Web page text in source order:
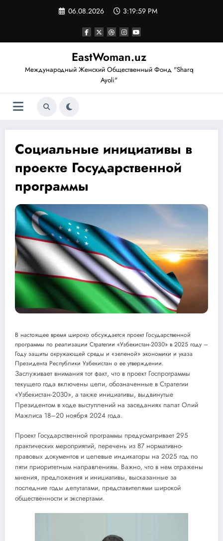
06.08.2026 3:19:59 PM
EastWoman.uz
Международный Женский Общественный Фонд "Sharq
Ayoli"
Социальные инициативы в
проекте Государственной
программы
В настоящее время широко обсуждается проект Государственной
программы по реализации Стратегии «Узбекистан-2030» в 2025 году –
Году защиты окружающей среды и «зеленой» экономики и указа
Президента Республики Узбекистан о ее утверждении.
Заслуживает внимания тот факт, что в проект Госпрограммы
текущего года включены цели, обозначенные в Стратегии
«Узбекистан-2030», а также инициативы, выдвинутые
Президентом в ходе выступлений на заседаниях палат Олий
Мажлиса 18–20 ноября 2024 года.
Проект Государственной программы предусматривает 295
практических мероприятий, перечень из 87 нормативно-
правовых документов и целевые индикаторы на 2025 год по
пяти приоритетным направлениям. Важно, что в нем отражены
мнения, предложения и инициативы, высказанные за
последние годы депутатами, представителями широкой
общественности и экспертами.